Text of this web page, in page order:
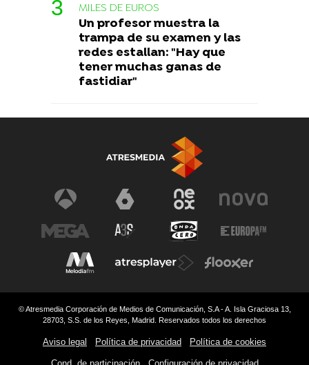
MILES DE EUROS
Un profesor muestra la
trampa de su examen y las
redes estallan: "Hay que
tener muchas ganas de
fastidiar"
© Atresmedia Corporación de Medios de Comunicación, S.A - A. Isla Graciosa 13,
28703, S.S. de los Reyes, Madrid. Reservados todos los derechos
Aviso legal Política de privacidad Política de cookies